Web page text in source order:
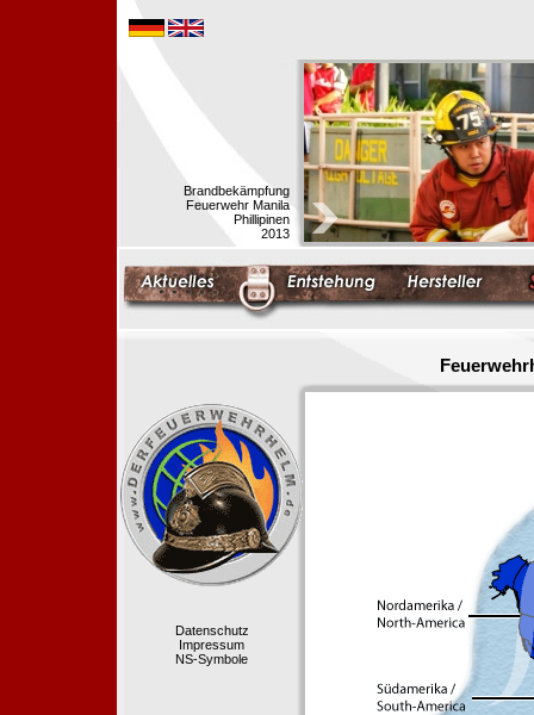
Brandbekämpfung
Feuerwehr Manila
Phillipinen
2013
Datenschutz
Impressum
NS-Symbole